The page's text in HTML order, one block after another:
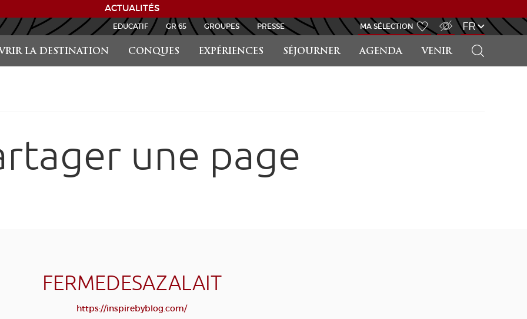
ACTUALITÉS
LA DESTINATION CONQUES EXPÉRIENCES SÉJOURNER AGENDA VENIR
EDUCATIF GR 65 GROUPES PRESSE MA SÉLECTION FR
une page
FERMEDESAZALAIT
https://inspirebyblog.com/